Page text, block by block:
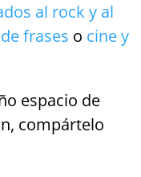
al rock y al
frases o cine y
espacio de
compártelo